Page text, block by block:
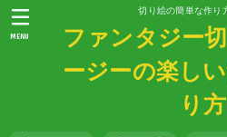
切り絵の簡単な作り
ファンタジー
ージーの楽し
り方
MENU